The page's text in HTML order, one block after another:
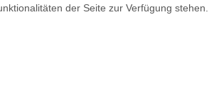
der Seite zur Verfügung stehen.